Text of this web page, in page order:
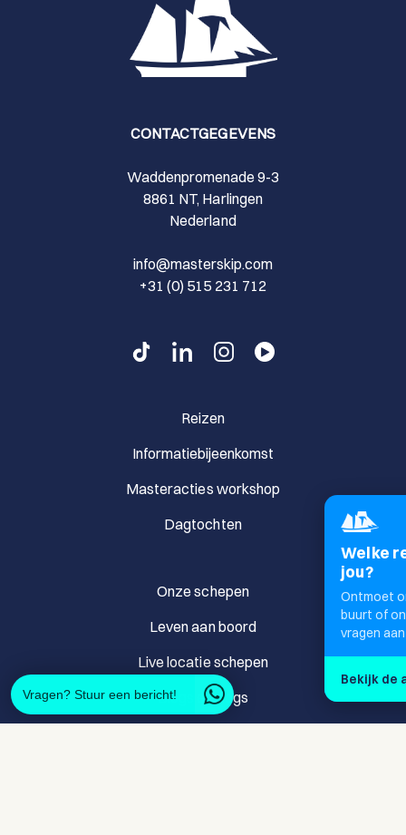
CONTACTGEGEVENS
Waddenpromenade 9-3
8861 NT, Harlingen
Nederland
info@masterskip.com
+31 (0) 515 231 712
Reizen
Informatiebijeenkomst
Masteracties workshop
Dagtochten
Onze schepen
Leven aan boord
Live locatie schepen
Blogs en vlogs
Welke
jou?
Ontmoet
buurt of
vragen
Bekijk de
Vragen? Stuur een bericht!